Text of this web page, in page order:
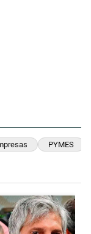
PYMES
alarmas en el
de tendencia con el